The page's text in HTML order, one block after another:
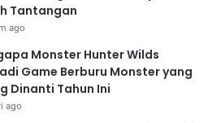
Tantangan
ago
Monster Hunter Wilds
Game Berburu Monster yang
Dinanti Tahun Ini
ago